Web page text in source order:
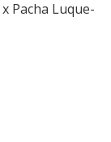
x Pacha Luque-